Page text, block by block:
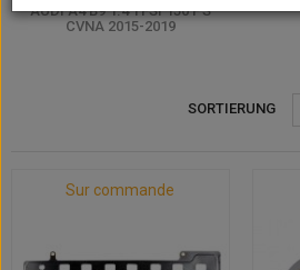
AUDI A4 B9 1.4 TFSI 150 PS
CVNA 2015-2019
SORTIERUNG
Sur commande